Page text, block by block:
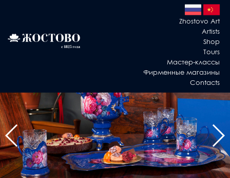
Zhostovo Art
Artists
Shop
Tours
Мастер-классы
Фирменные магазины
Contacts